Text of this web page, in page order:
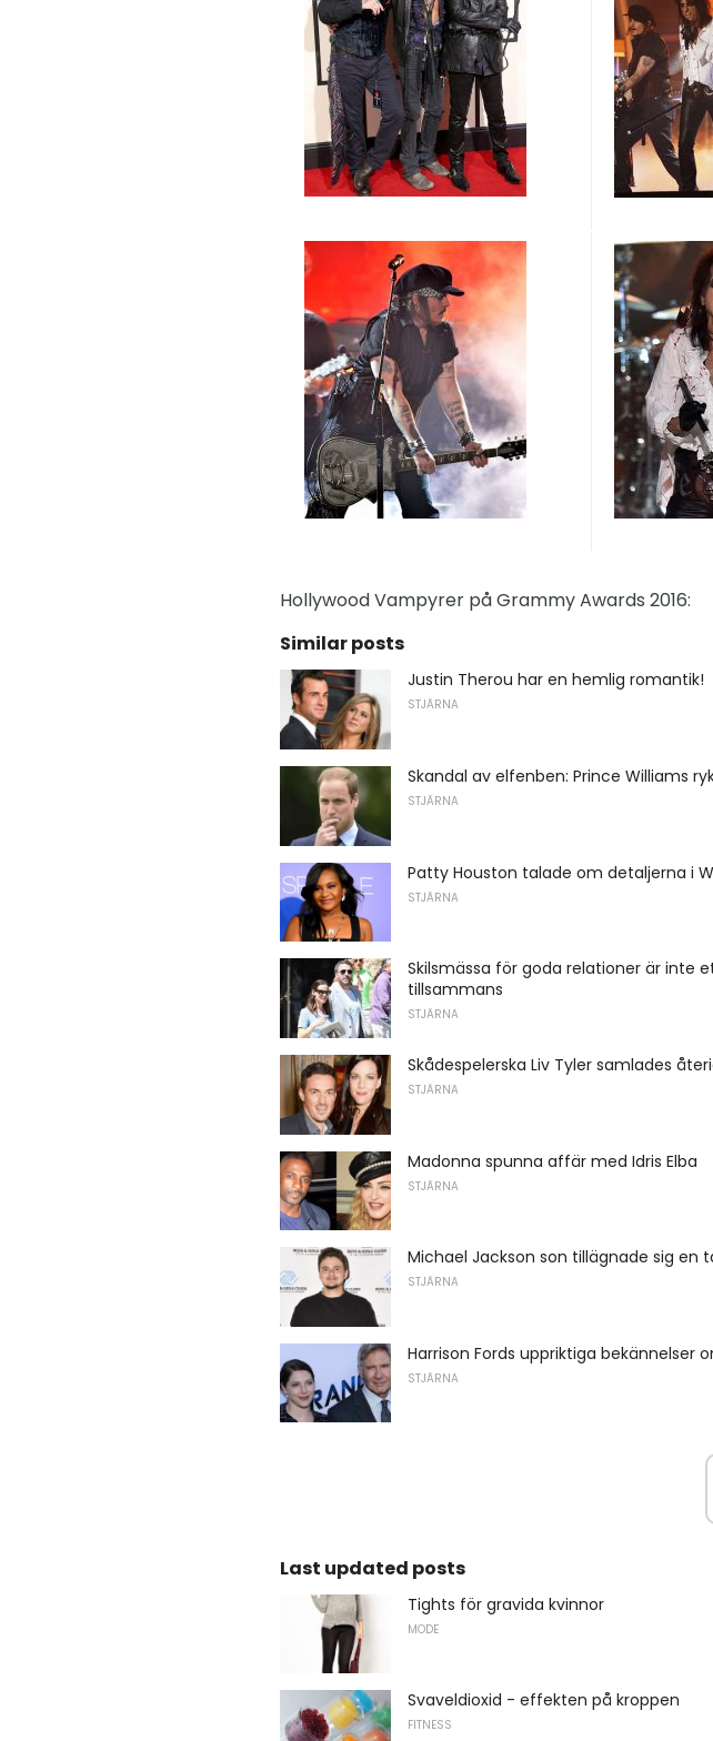
Hollywood Vampyrer på Grammy Awards 2016:
Similar posts
Justin Therou har en hemlig romantik!
STJÄRNA
Skandal av elfenben: Prince Williams
STJÄRNA
Patty Houston talade om detaljerna i
STJÄRNA
Skilsmässa för goda relationer är inte
tillsammans
STJÄRNA
Skådespelerska Liv Tyler samlades
STJÄRNA
Madonna spunna affär med Idris Elba
STJÄRNA
Michael Jackson son tillägnade sig en
STJÄRNA
Harrison Fords uppriktiga bekännelser
STJÄRNA
Last updated posts
Tights för gravida kvinnor
MODE
Svaveldioxid - effekten på kroppen
FITNESS